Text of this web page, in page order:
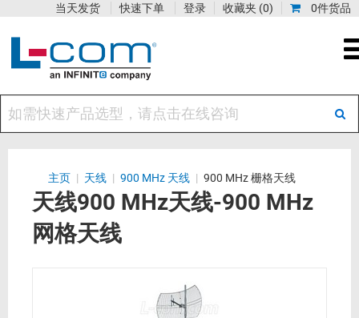
0件货品
收藏夹 (0)
当天发货 快速下单 登录
主页 | 天线 | 900 MHz 天线 | 900 MHz 栅格天线
天线900 MHz天线-900 MHz
网格天线